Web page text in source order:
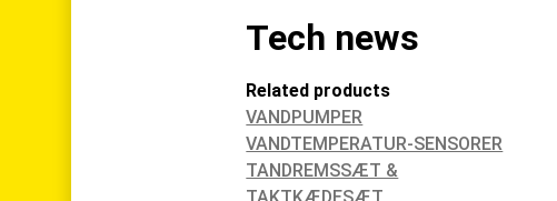
Tech news
Related products
VANDPUMPER
VANDTEMPERATUR-SENSORER
TANDREMSSÆT &